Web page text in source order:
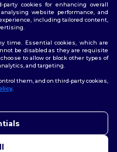
cookies for enhancing overall
website performance, and
including tailored content,
time. Essential cookies, which are
be disabled as they are requisite
to allow or block other types of
and targeting.
them, and on third-party cookies,
.
můžete nás
tu, aby vám pomohl.